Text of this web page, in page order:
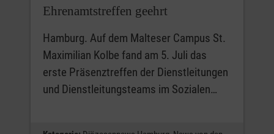
Ehrenamtstreffen geehrt
Hamburg. Auf dem Malteser Campus St.
Maximilian Kolbe fand am 5. Juli das
erste Präsenztreffen der Dienstleitungen
und Dienstleitungsteams im Sozialen…